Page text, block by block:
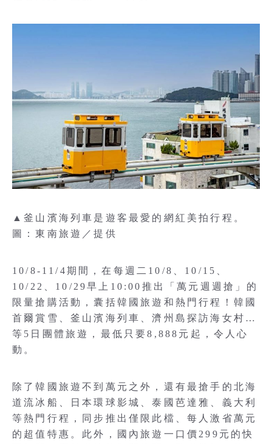
▲釜山濱海列車是遊客最愛的網紅美拍行程。
圖：東南旅遊／提供
10/8-11/4期間，在每週二10/8、10/15、
10/22、10/29早上10:00推出「萬元週週搶」的
限量搶購活動，囊括韓國旅遊和熱門行程！韓國
首爾賞雪、釜山濱海列車、濟州島探訪海女村…
等5日團體旅遊，最低只要8,888元起，令人心
動。
除了韓國旅遊不到萬元之外，還有最搶手的北海
道流冰船、日本環球影城、泰國芭達雅、義大利
等熱門行程，同步推出僅限此檔、每人激省萬元
的超值特惠。此外，國內旅遊一口價299元的快